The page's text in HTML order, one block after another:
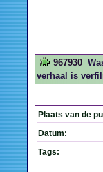
967930
verhaal is
Plaats van de
Datum:
Tags: